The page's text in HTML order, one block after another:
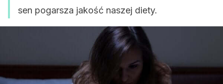
sen pogarsza jakość naszej diety.